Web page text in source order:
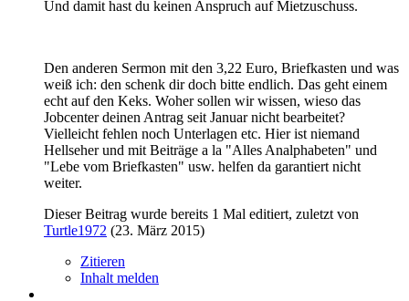
Und damit hast du keinen Anspruch auf Mietzuschuss.
Den anderen Sermon mit den 3,22 Euro, Briefkasten und was
weiß ich: den schenk dir doch bitte endlich. Das geht einem
echt auf den Keks. Woher sollen wir wissen, wieso das
Jobcenter deinen Antrag seit Januar nicht bearbeitet?
Vielleicht fehlen noch Unterlagen etc. Hier ist niemand
Hellseher und mit Beiträge a la "Alles Analphabeten" und
"Lebe vom Briefkasten" usw. helfen da garantiert nicht
weiter.
Dieser Beitrag wurde bereits 1 Mal editiert, zuletzt von
Turtle1972 (23. März 2015)
Zitieren
Inhalt melden